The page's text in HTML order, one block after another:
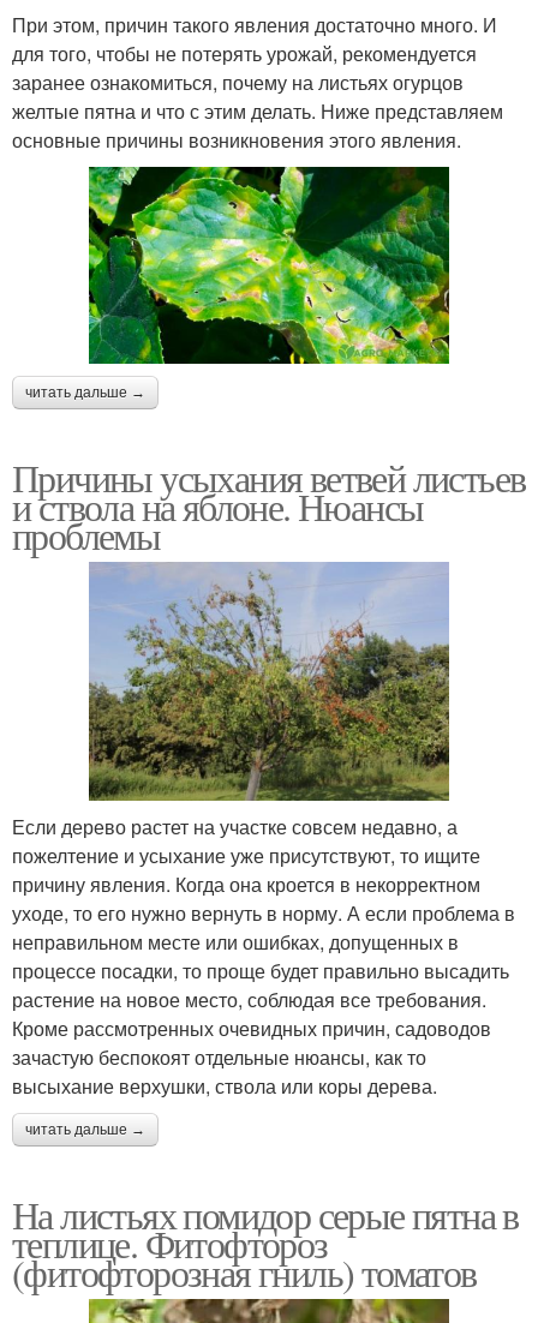
При этом, причин такого явления достаточно много. И
для того, чтобы не потерять урожай, рекомендуется
заранее ознакомиться, почему на листьях огурцов
желтые пятна и что с этим делать. Ниже представляем
основные причины возникновения этого явления.
читать дальше →
Причины усыхания ветвей листьев
и ствола на яблоне. Нюансы
проблемы
Если дерево растет на участке совсем недавно, а
пожелтение и усыхание уже присутствуют, то ищите
причину явления. Когда она кроется в некорректном
уходе, то его нужно вернуть в норму. А если проблема в
неправильном месте или ошибках, допущенных в
процессе посадки, то проще будет правильно высадить
растение на новое место, соблюдая все требования.
Кроме рассмотренных очевидных причин, садоводов
зачастую беспокоят отдельные нюансы, как то
высыхание верхушки, ствола или коры дерева.
читать дальше →
На листьях помидор серые пятна в
теплице. Фитофтороз
(фитофторозная гниль) томатов